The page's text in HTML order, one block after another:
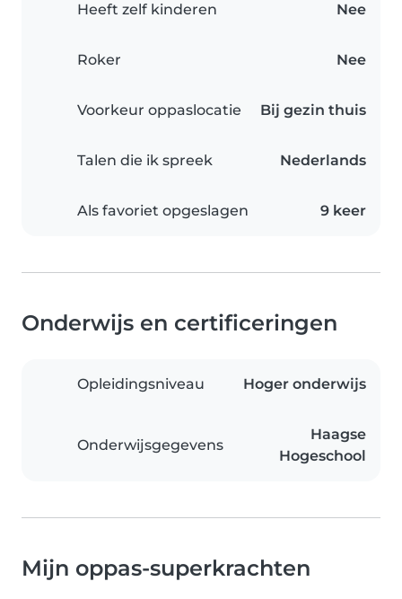
Heeft zelf kinderen Nee
Roker Nee
Voorkeur oppaslocatie Bij gezin thuis
Talen die ik spreek Nederlands
Als favoriet opgeslagen 9 keer
Onderwijs en certificeringen
Opleidingsniveau Hoger onderwijs
Onderwijsgegevens
Haagse
Hogeschool
Mijn oppas-superkrachten